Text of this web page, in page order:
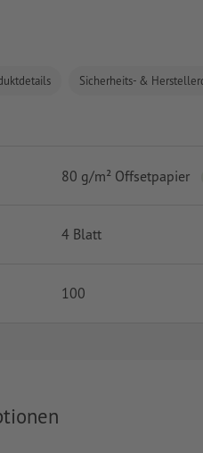
Sicherheits- &
80 g/m² Offsetpapier
4 Blatt
100